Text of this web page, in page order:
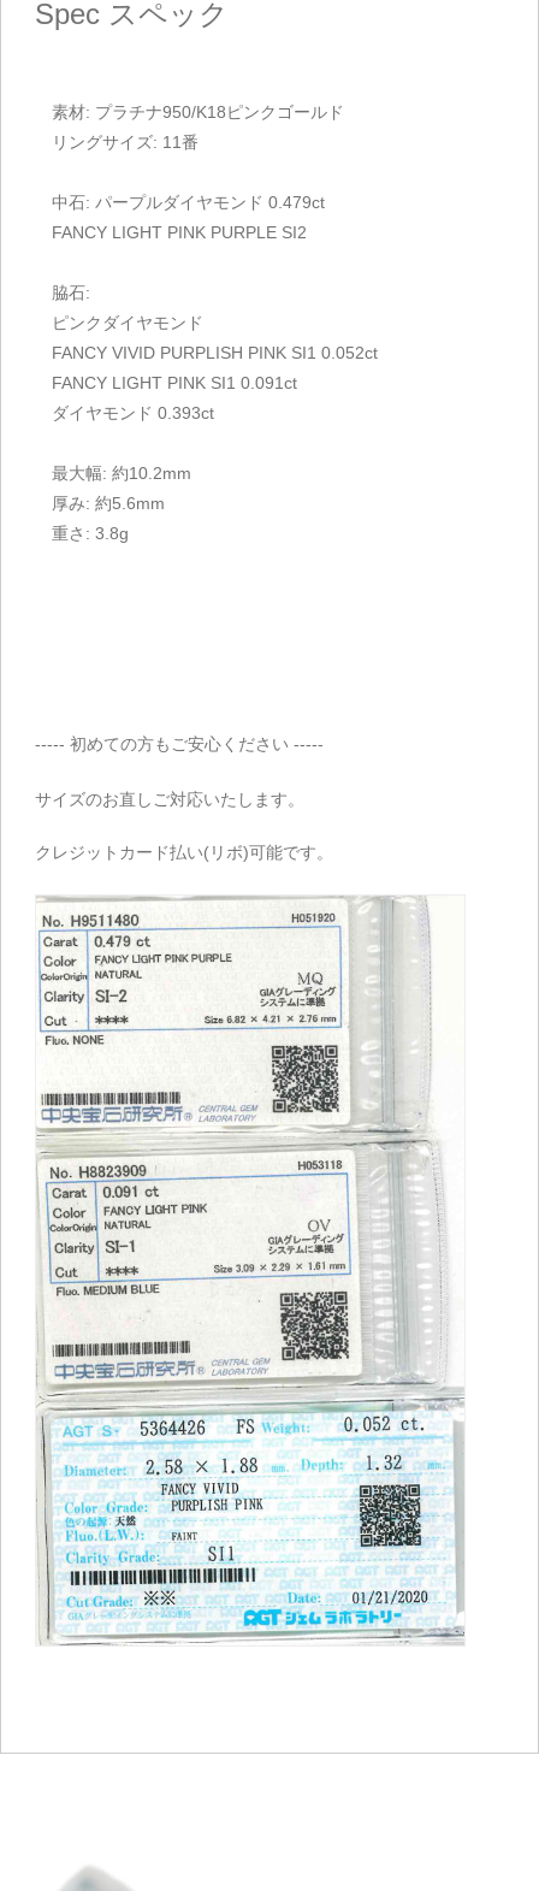
Spec スペック
素材: プラチナ950/K18ピンクゴールド
リングサイズ: 11番
中石: パープルダイヤモンド 0.479ct
FANCY LIGHT PINK PURPLE SI2
脇石:
ピンクダイヤモンド
FANCY VIVID PURPLISH PINK SI1 0.052ct
FANCY LIGHT PINK SI1 0.091ct
ダイヤモンド 0.393ct
最大幅: 約10.2mm
厚み: 約5.6mm
重さ: 3.8g
----- 初めての方もご安心ください -----
サイズのお直しご対応いたします。
クレジットカード払い(リボ)可能です。